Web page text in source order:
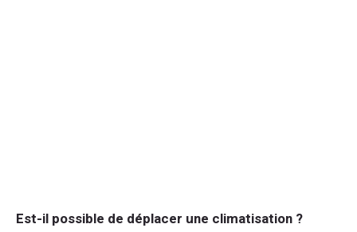
Est-il possible de déplacer une climatisation ?